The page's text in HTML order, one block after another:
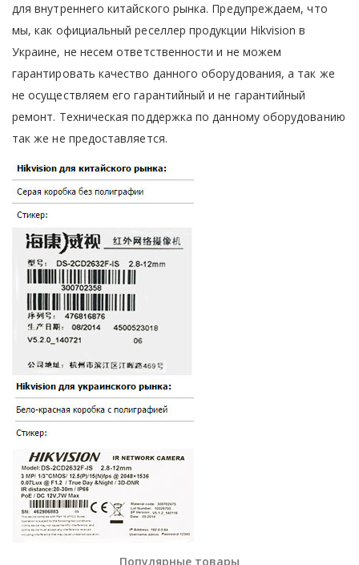
для внутреннего китайского рынка. Предупреждаем, что
мы, как официальный реселлер продукции Hikvision в
Украине, не несем ответственности и не можем
гарантировать качество данного оборудования, а так же
не осуществляем его гарантийный и не гарантийный
ремонт. Техническая поддержка по данному оборудованию
так же не предоставляется.
Популярные товары